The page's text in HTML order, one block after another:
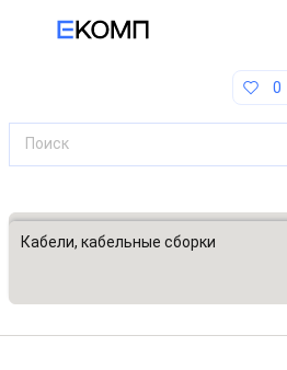
0
Все категории
Кабели, кабельные сборки